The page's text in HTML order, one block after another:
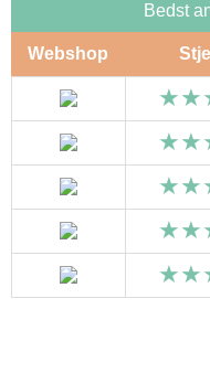
Bedst
Webshop